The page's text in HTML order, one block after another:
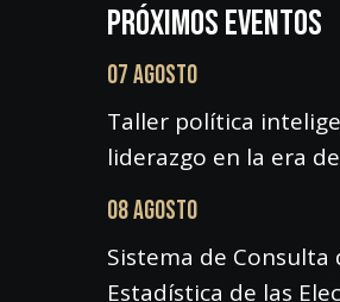
PRÓXIMOS EVENTOS
07 AGOSTO
Taller política
liderazgo en la era
08 AGOSTO
Sistema de Consulta
Estadística de las